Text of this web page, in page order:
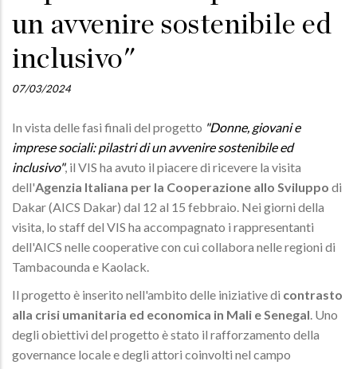
un avvenire sostenibile ed
inclusivo"
07/03/2024
In vista delle fasi finali del progetto "Donne, giovani e
imprese sociali: pilastri di un avvenire sostenibile ed
inclusivo", il VIS ha avuto il piacere di ricevere la visita
dell'Agenzia Italiana per la Cooperazione allo Sviluppo di
Dakar (AICS Dakar) dal 12 al 15 febbraio. Nei giorni della
visita, lo staff del VIS ha accompagnato i rappresentanti
dell'AICS nelle cooperative con cui collabora nelle regioni di
Tambacounda e Kaolack.
Il progetto è inserito nell'ambito delle iniziative di contrasto
alla crisi umanitaria ed economica in Mali e Senegal . Uno
degli obiettivi del progetto è stato il rafforzamento della
governance locale e degli attori coinvolti nel campo